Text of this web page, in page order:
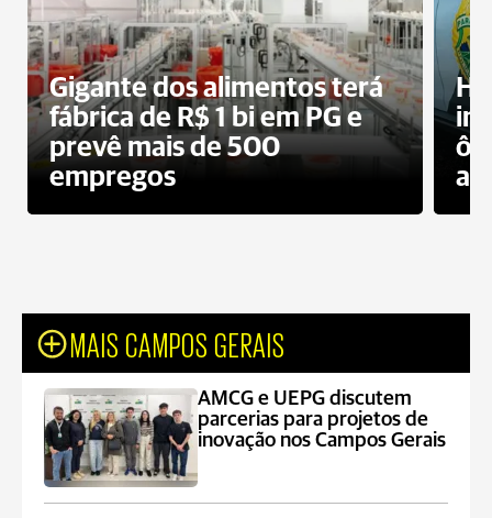
Gigante dos alimentos terá
fábrica de R$ 1 bi em PG e
prevê mais de 500
empregos
MAIS CAMPOS GERAIS
AMCG e UEPG discutem
parcerias para projetos de
inovação nos Campos Gerais